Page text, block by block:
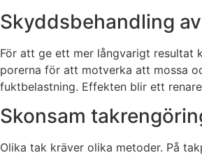
Skyddsbehandling
För att ge ett mer långvarigt resultat
porerna för att motverka att mossa
fuktbelastning. Effekten blir ett
Skonsam
Olika tak kräver olika metoder. På